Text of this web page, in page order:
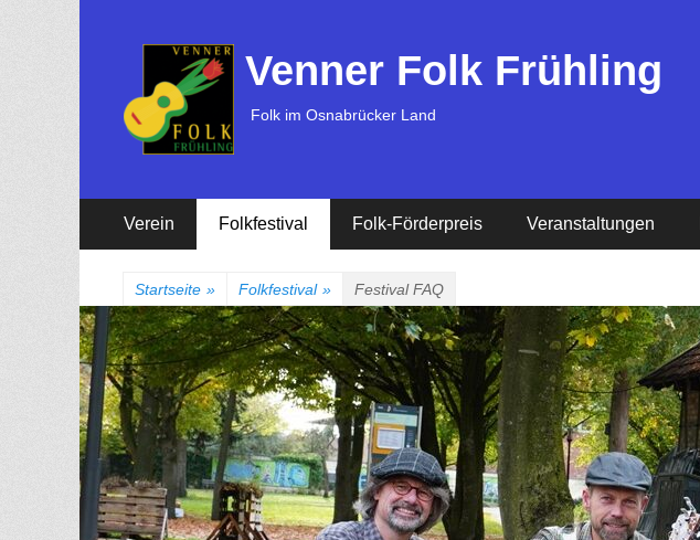
Venner Folk Frühling
Folk im Osnabrücker Land
Erstes
Menü
Verein Folkfestival Folk-Förderpreis Veranstaltungen
Startseite » Folkfestival » Festival FAQ